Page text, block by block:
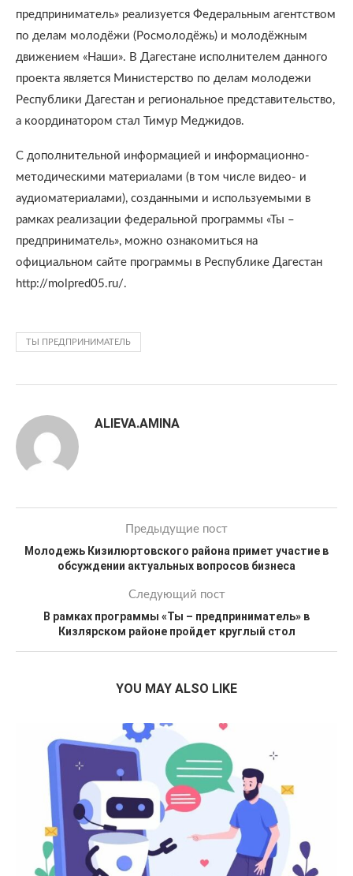
предприниматель» реализуется Федеральным агентством
по делам молодёжи (Росмолодёжь) и молодёжным
движением «Наши». В Дагестане исполнителем данного
проекта является Министерство по делам молодежи
Республики Дагестан и региональное представительство,
а координатором стал Тимур Меджидов.
С дополнительной информацией и информационно-
методическими материалами (в том числе видео- и
аудиоматериалами), созданными и используемыми в
рамках реализации федеральной программы «Ты –
предприниматель», можно ознакомиться на
официальном сайте программы в Республике Дагестан
http://molpred05.ru/.
ТЫ ПРЕДПРИНИМАТЕЛЬ
ALIEVA.AMINA
Предыдущие пост
Молодежь Кизилюртовского района примет участие в
обсуждении актуальных вопросов бизнеса
Следующий пост
В рамках программы «Ты – предприниматель» в
Кизлярском районе пройдет круглый стол
YOU MAY ALSO LIKE